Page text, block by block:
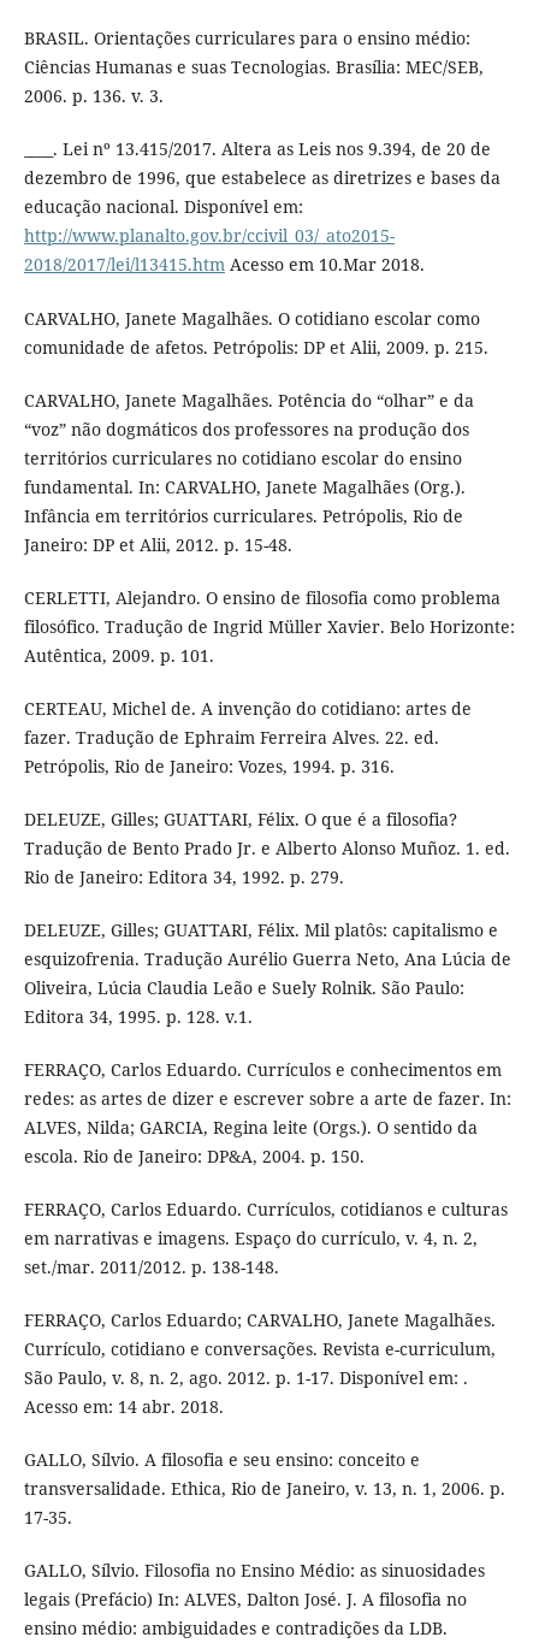
BRASIL. Orientações curriculares para o ensino médio:
Ciências Humanas e suas Tecnologias. Brasília: MEC/SEB,
2006. p. 136. v. 3.
____. Lei nº 13.415/2017. Altera as Leis nos 9.394, de 20 de
dezembro de 1996, que estabelece as diretrizes e bases da
educação nacional. Disponível em:
http://www.planalto.gov.br/ccivil_03/_ato2015-
2018/2017/lei/l13415.htmAcesso em 10.Mar 2018.
CARVALHO, Janete Magalhães. O cotidiano escolar como
comunidade de afetos. Petrópolis: DP et Alii, 2009. p. 215.
CARVALHO, Janete Magalhães. Potência do “olhar” e da
“voz” não dogmáticos dos professores na produção dos
territórios curriculares no cotidiano escolar do ensino
fundamental. In: CARVALHO, Janete Magalhães (Org.).
Infância em territórios curriculares. Petrópolis, Rio de
Janeiro: DP et Alii, 2012. p. 15-48.
CERLETTI, Alejandro. O ensino de filosofia como problema
filosófico. Tradução de Ingrid Müller Xavier. Belo Horizonte:
Autêntica, 2009. p. 101.
CERTEAU, Michel de. A invenção do cotidiano: artes de
fazer. Tradução de Ephraim Ferreira Alves. 22. ed.
Petrópolis, Rio de Janeiro: Vozes, 1994. p. 316.
DELEUZE, Gilles; GUATTARI, Félix. O que é a filosofia?
Tradução de Bento Prado Jr. e Alberto Alonso Muñoz. 1. ed.
Rio de Janeiro: Editora 34, 1992. p. 279.
DELEUZE, Gilles; GUATTARI, Félix. Mil platôs: capitalismo e
esquizofrenia. Tradução Aurélio Guerra Neto, Ana Lúcia de
Oliveira, Lúcia Claudia Leão e Suely Rolnik. São Paulo:
Editora 34, 1995. p. 128. v.1.
FERRAÇO, Carlos Eduardo. Currículos e conhecimentos em
redes: as artes de dizer e escrever sobre a arte de fazer. In:
ALVES, Nilda; GARCIA, Regina leite (Orgs.). O sentido da
escola. Rio de Janeiro: DP&A, 2004. p. 150.
FERRAÇO, Carlos Eduardo. Currículos, cotidianos e culturas
em narrativas e imagens. Espaço do currículo, v. 4, n. 2,
set./mar. 2011/2012. p. 138-148.
FERRAÇO, Carlos Eduardo; CARVALHO, Janete Magalhães.
Currículo, cotidiano e conversações. Revista e-curriculum,
São Paulo, v. 8, n. 2, ago. 2012. p. 1-17. Disponível em: .
Acesso em: 14 abr. 2018.
GALLO, Sílvio. A filosofia e seu ensino: conceito e
transversalidade. Ethica, Rio de Janeiro, v. 13, n. 1, 2006. p.
17-35.
GALLO, Sílvio. Filosofia no Ensino Médio: as sinuosidades
legais (Prefácio) In: ALVES, Dalton José. J. A filosofia no
ensino médio: ambiguidades e contradições da LDB.